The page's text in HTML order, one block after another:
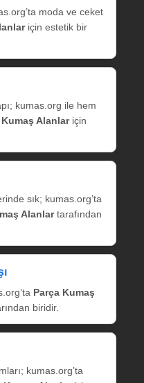
moda ve ceket
için estetik bir
kumas.org ile hem
Alanlariçin
sık; kumas.org’ta
Alanlartarafından
Parça Kumaş
biridir.
kumas.org’ta